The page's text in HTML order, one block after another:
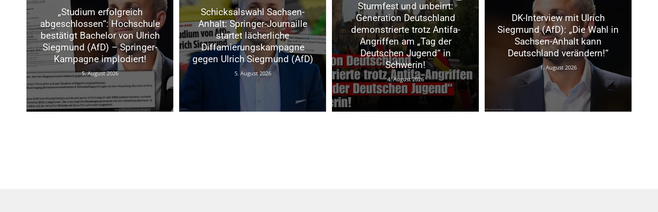
„Studium erfolgreich
abgeschlossen“: Hochschule
bestätigt Bachelor von Ulrich
Siegmund (AfD) – Springer-
Kampagne implodiert!
5. August 2026
Schicksalswahl Sachsen-
Anhalt: Springer-Journaille
startet lächerliche
Diffamierungskampagne
gegen Ulrich Siegmund (AfD)
5. August 2026
Sturmfest und unbeirrt:
Generation Deutschland
demonstrierte trotz Antifa-
Angriffen am „Tag der
Deutschen Jugend“ in
Schwerin!
4. August 2026
DK-Interview mit Ulrich
Siegmund (AfD): „Die Wahl in
Sachsen-Anhalt kann
Deutschland verändern!“
1. August 2026